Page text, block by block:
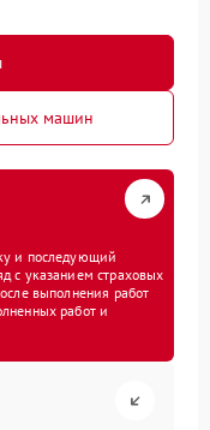
машин
и последующий
с указанием страховых
выполнения работ
работ и